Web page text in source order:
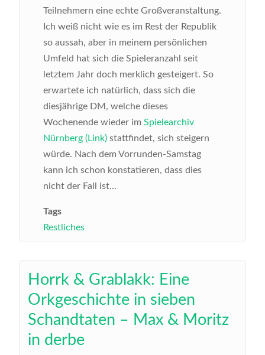
Teilnehmern eine echte Großveranstaltung.
Ich weiß nicht wie es im Rest der Republik
so aussah, aber in meinem persönlichen
Umfeld hat sich die Spieleranzahl seit
letztem Jahr doch merklich gesteigert. So
erwartete ich natürlich, dass sich die
diesjährige DM, welche dieses
Wochenende wieder im Spielearchiv
Nürnberg (Link) stattfindet, sich steigern
würde. Nach dem Vorrunden-Samstag
kann ich schon konstatieren, dass dies
nicht der Fall ist...
Tags
Restliches
Horrk & Grablakk: Eine
Orkgeschichte in sieben
Schandtaten – Max & Moritz
in derbe